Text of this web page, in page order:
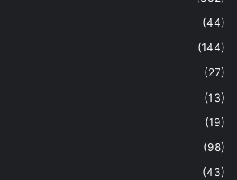
(44)
(144)
(27)
(13)
(19)
(98)
(43)